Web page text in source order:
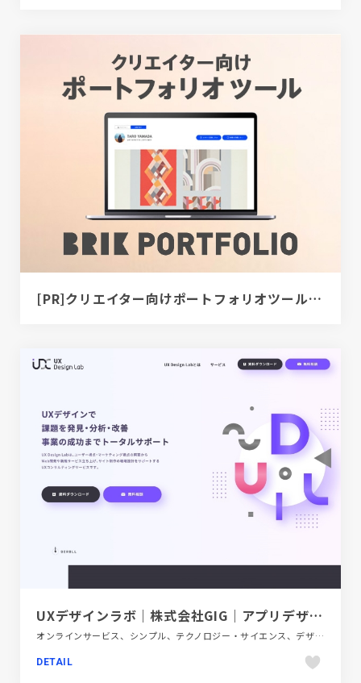
[PR]クリエイター向けポートフォリオツール｜BRIK PORTFOLIO
UXデザインラボ｜株式会社GIG｜アプリデザイン/システム開発
オンラインサービス、シンプル、テクノロジー・サイエンス、デザイン・アート・音楽・文芸、パープル系、フラットデザイン、ブランド・サービスサイト、ホワイト系
DETAIL